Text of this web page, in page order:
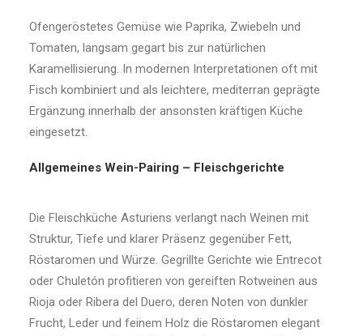
Ofengeröstetes Gemüse wie Paprika, Zwiebeln und
Tomaten, langsam gegart bis zur natürlichen
Karamellisierung. In modernen Interpretationen oft mit
Fisch kombiniert und als leichtere, mediterran geprägte
Ergänzung innerhalb der ansonsten kräftigen Küche
eingesetzt.
Allgemeines Wein-Pairing – Fleischgerichte
Die Fleischküche Asturiens verlangt nach Weinen mit
Struktur, Tiefe und klarer Präsenz gegenüber Fett,
Röstaromen und Würze. Gegrillte Gerichte wie Entrecot
oder Chuletón profitieren von gereiften Rotweinen aus
Rioja oder Ribera del Duero, deren Noten von dunkler
Frucht, Leder und feinem Holz die Röstaromen elegant